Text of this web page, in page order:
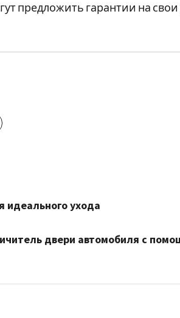
предложить гарантии на свои
идеального ухода
двери автомобиля с